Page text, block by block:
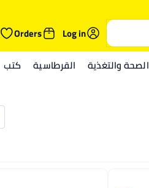
Log in
Orders
الصحة والتغذية القرطاسية كتب